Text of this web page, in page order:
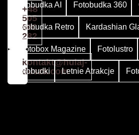
+48
505
600
282
kontakt@hulaj-
dusza.com
Fotobudka AI Fotobudka 360
Fotobudka Retro Kardashian
Photobox Magazine Fotolustro
Fotobudki Letnie Atrakcje